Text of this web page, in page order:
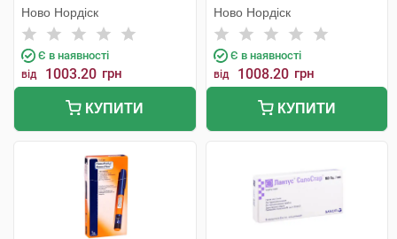
Ново Нордіск
Є в наявності
від 1003.20 грн
КУПИТИ
Ново Нордіск
Є в наявності
від 1008.20 грн
КУПИТИ